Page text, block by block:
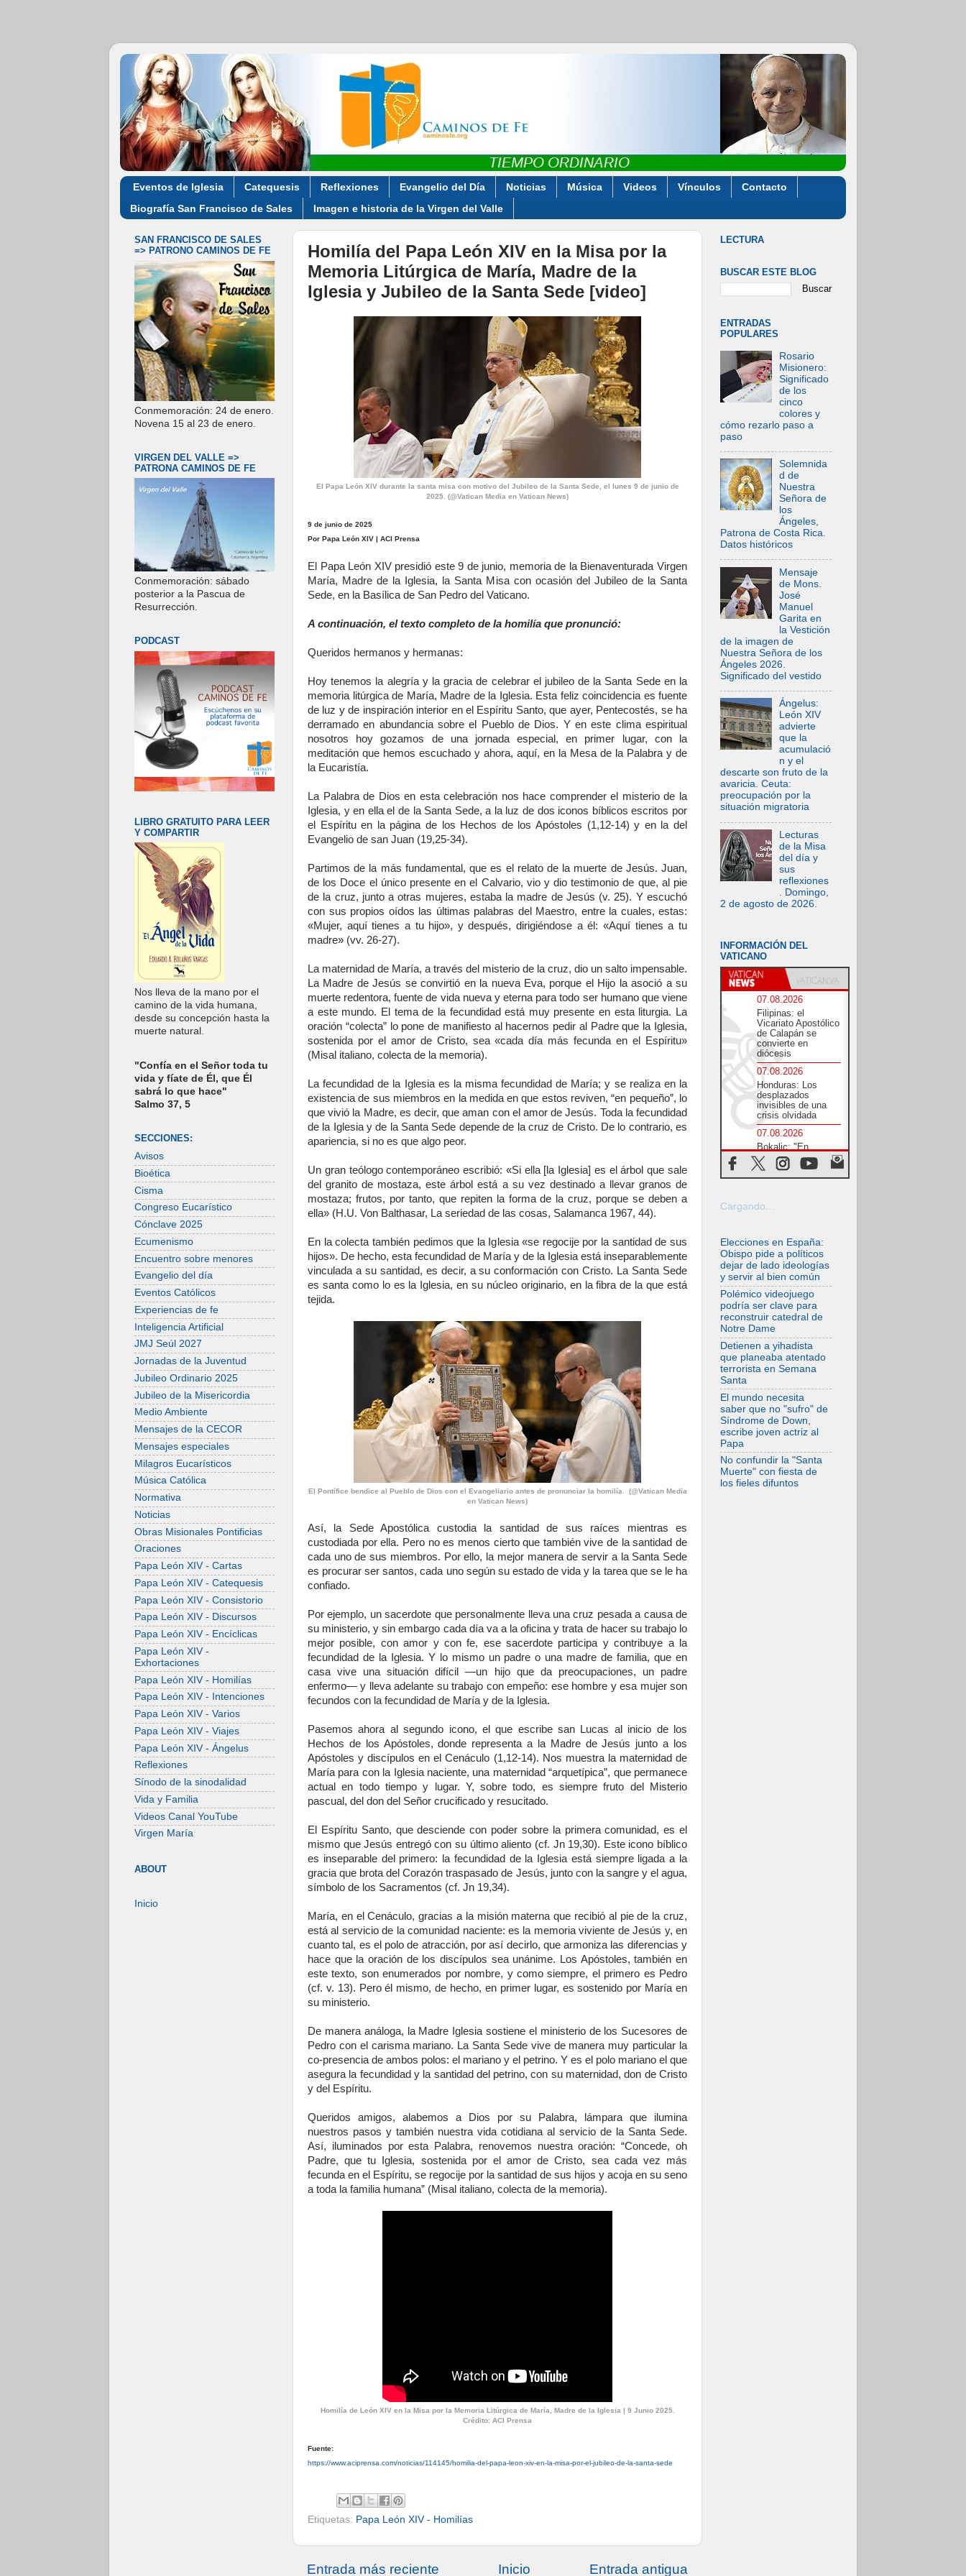
Eventos de Iglesia Catequesis Reflexiones Evangelio del Día Noticias Música Videos Vínculos
Contacto
Biografía San Francisco de Sales
Imagen e historia de la Virgen del Valle
Homilía del Papa León XIV en la Misa por la
Memoria Litúrgica de María, Madre de la
Iglesia y Jubileo de la Santa Sede [video]
El Papa León XIV durante la santa misa con motivo del Jubileo de la Santa Sede, el lunes 9 de junio de
2025. (@Vatican Media en Vatican News)
9 de junio de 2025
Por Papa León XIV | ACI Prensa
El Papa León XIV presidió este 9 de junio, memoria de la Bienaventurada Virgen
María, Madre de la Iglesia, la Santa Misa con ocasión del Jubileo de la Santa
Sede, en la Basílica de San Pedro del Vaticano.
A continuación, el texto completo de la homilía que pronunció:
Queridos hermanos y hermanas:
Hoy tenemos la alegría y la gracia de celebrar el jubileo de la Santa Sede en la
memoria litúrgica de María, Madre de la Iglesia. Esta feliz coincidencia es fuente
de luz y de inspiración interior en el Espíritu Santo, que ayer, Pentecostés, se ha
derramado en abundancia sobre el Pueblo de Dios. Y en este clima espiritual
nosotros hoy gozamos de una jornada especial, en primer lugar, con la
meditación que hemos escuchado y ahora, aquí, en la Mesa de la Palabra y de
la Eucaristía.
La Palabra de Dios en esta celebración nos hace comprender el misterio de la
Iglesia, y en ella el de la Santa Sede, a la luz de dos iconos bíblicos escritos por
el Espíritu en la página de los Hechos de los Apóstoles (1,12-14) y en la del
Evangelio de san Juan (19,25-34).
Partimos de la más fundamental, que es el relato de la muerte de Jesús. Juan,
de los Doce el único presente en el Calvario, vio y dio testimonio de que, al pie
de la cruz, junto a otras mujeres, estaba la madre de Jesús (v. 25). Y escuchó
con sus propios oídos las últimas palabras del Maestro, entre la cuales, estas:
«Mujer, aquí tienes a tu hijo», y después, dirigiéndose a él: «Aquí tienes a tu
madre» (vv. 26-27).
La maternidad de María, a través del misterio de la cruz, dio un salto impensable.
La Madre de Jesús se convirtió en la nueva Eva, porque el Hijo la asoció a su
muerte redentora, fuente de vida nueva y eterna para todo ser humano que viene
a este mundo. El tema de la fecundidad está muy presente en esta liturgia. La
oración “colecta” lo pone de manifiesto al hacernos pedir al Padre que la Iglesia,
sostenida por el amor de Cristo, sea «cada día más fecunda en el Espíritu»
(Misal italiano, colecta de la memoria).
La fecundidad de la Iglesia es la misma fecundidad de María; y se realiza en la
existencia de sus miembros en la medida en que estos reviven, “en pequeño”, lo
que vivió la Madre, es decir, que aman con el amor de Jesús. Toda la fecundidad
de la Iglesia y de la Santa Sede depende de la cruz de Cristo. De lo contrario, es
apariencia, si no es que algo peor.
Un gran teólogo contemporáneo escribió: «Si ella [la Iglesia] es el árbol que sale
del granito de mostaza, este árbol está a su vez destinado a llevar granos de
mostaza; frutos, por tanto, que repiten la forma de la cruz, porque se deben a
ella» (H.U. Von Balthasar, La seriedad de las cosas, Salamanca 1967, 44).
En la colecta también pedimos que la Iglesia «se regocije por la santidad de sus
hijos». De hecho, esta fecundidad de María y de la Iglesia está inseparablemente
vinculada a su santidad, es decir, a su conformación con Cristo. La Santa Sede
es santa como lo es la Iglesia, en su núcleo originario, en la fibra de la que está
tejida.
El Pontífice bendice al Pueblo de Dios con el Evangeliario antes de pronunciar la homilía. (@Vatican Media
en Vatican News)
Así, la Sede Apostólica custodia la santidad de sus raíces mientras es
custodiada por ella. Pero no es menos cierto que también vive de la santidad de
cada uno de sus miembros. Por ello, la mejor manera de servir a la Santa Sede
es procurar ser santos, cada uno según su estado de vida y la tarea que se le ha
confiado.
Por ejemplo, un sacerdote que personalmente lleva una cruz pesada a causa de
su ministerio, y sin embargo cada día va a la oficina y trata de hacer su trabajo lo
mejor posible, con amor y con fe, ese sacerdote participa y contribuye a la
fecundidad de la Iglesia. Y lo mismo un padre o una madre de familia, que en
casa vive una situación difícil —un hijo que da preocupaciones, un padre
enfermo— y lleva adelante su trabajo con empeño: ese hombre y esa mujer son
fecundos con la fecundidad de María y de la Iglesia.
Pasemos ahora al segundo icono, el que escribe san Lucas al inicio de los
Hechos de los Apóstoles, donde representa a la Madre de Jesús junto a los
Apóstoles y discípulos en el Cenáculo (1,12-14). Nos muestra la maternidad de
María para con la Iglesia naciente, una maternidad “arquetípica”, que permanece
actual en todo tiempo y lugar. Y, sobre todo, es siempre fruto del Misterio
pascual, del don del Señor crucificado y resucitado.
El Espíritu Santo, que desciende con poder sobre la primera comunidad, es el
mismo que Jesús entregó con su último aliento (cf. Jn 19,30). Este icono bíblico
es inseparable del primero: la fecundidad de la Iglesia está siempre ligada a la
gracia que brota del Corazón traspasado de Jesús, junto con la sangre y el agua,
símbolo de los Sacramentos (cf. Jn 19,34).
María, en el Cenáculo, gracias a la misión materna que recibió al pie de la cruz,
está al servicio de la comunidad naciente: es la memoria viviente de Jesús y, en
cuanto tal, es el polo de atracción, por así decirlo, que armoniza las diferencias y
hace que la oración de los discípulos sea unánime. Los Apóstoles, también en
este texto, son enumerados por nombre, y como siempre, el primero es Pedro
(cf. v. 13). Pero él mismo, de hecho, en primer lugar, es sostenido por María en
su ministerio.
De manera análoga, la Madre Iglesia sostiene el ministerio de los Sucesores de
Pedro con el carisma mariano. La Santa Sede vive de manera muy particular la
co-presencia de ambos polos: el mariano y el petrino. Y es el polo mariano el que
asegura la fecundidad y la santidad del petrino, con su maternidad, don de Cristo
y del Espíritu.
Queridos amigos, alabemos a Dios por su Palabra, lámpara que ilumina
nuestros pasos y también nuestra vida cotidiana al servicio de la Santa Sede.
Así, iluminados por esta Palabra, renovemos nuestra oración: “Concede, oh
Padre, que tu Iglesia, sostenida por el amor de Cristo, sea cada vez más
fecunda en el Espíritu, se regocije por la santidad de sus hijos y acoja en su seno
a toda la familia humana” (Misal italiano, colecta de la memoria).
Homilía de León XIV en la Misa por la Memoria Litúrgica de María, Madre de la Iglesia | 9 Junio 2025.
Crédito: ACI Prensa
Fuente:
https://www.aciprensa.com/noticias/114145/homilia-del-papa-leon-xiv-en-la-misa-por-el-jubileo-de-la-santa-sede
Etiquetas: Papa León XIV - Homilías
Entrada más reciente Entrada antigua
Inicio
SAN FRANCISCO DE SALES
=> PATRONO CAMINOS DE FE
Conmemoración: 24 de enero.
Novena 15 al 23 de enero.
VIRGEN DEL VALLE =>
PATRONA CAMINOS DE FE
Conmemoración: sábado
posterior a la Pascua de
Resurrección.
PODCAST
LIBRO GRATUITO PARA LEER
Y COMPARTIR
Nos lleva de la mano por el
camino de la vida humana,
desde su concepción hasta la
muerte natural.
"Confía en el Señor toda tu
vida y fíate de Él, que Él
sabrá lo que hace"
Salmo 37, 5
SECCIONES:
Avisos
Bioética
Cisma
Congreso Eucarístico
Cónclave 2025
Ecumenismo
Encuentro sobre menores
Evangelio del día
Eventos Católicos
Experiencias de fe
Inteligencia Artificial
JMJ Seúl 2027
Jornadas de la Juventud
Jubileo Ordinario 2025
Jubileo de la Misericordia
Medio Ambiente
Mensajes de la CECOR
Mensajes especiales
Milagros Eucarísticos
Música Católica
Normativa
Noticias
Obras Misionales Pontificias
Oraciones
Papa León XIV - Cartas
Papa León XIV - Catequesis
Papa León XIV - Consistorio
Papa León XIV - Discursos
Papa León XIV - Encíclicas
Papa León XIV -
Exhortaciones
Papa León XIV - Homilías
Papa León XIV - Intenciones
Papa León XIV - Varios
Papa León XIV - Viajes
Papa León XIV - Ángelus
Reflexiones
Sínodo de la sinodalidad
Vida y Familia
Videos Canal YouTube
Virgen María
ABOUT
Inicio
LECTURA
BUSCAR ESTE BLOG
ENTRADAS
POPULARES
Rosario
Misionero:
Significado
de los
cinco
colores y
cómo rezarlo paso a
paso
Solemnida
d de
Nuestra
Señora de
los
Ángeles,
Patrona de Costa Rica.
Datos históricos
Mensaje
de Mons.
José
Manuel
Garita en
la Vestición
de la imagen de
Nuestra Señora de los
Ángeles 2026.
Significado del vestido
Ángelus:
León XIV
advierte
que la
acumulació
n y el
descarte son fruto de la
avaricia. Ceuta:
preocupación por la
situación migratoria
Lecturas
de la Misa
del día y
sus
reflexiones
. Domingo,
2 de agosto de 2026.
INFORMACIÓN DEL
VATICANO
07.08.2026
Filipinas: el
Vicariato Apostólico
de Calapán se
convierte en
diócesis
07.08.2026
Honduras: Los
desplazados
invisibles de una
crisis olvidada
07.08.2026
Bokalic: "En
Argentina el Papa
León señalará el
compromiso del
07.08.2026
cesa: 300 muertos
en 300 días
07.08.2026
Tagle: La guerra
desfigura el mundo,
solo la revelación
de Dios lo
transfigura
07.08.2026
Presentada la
Trienal de Arte de
las Universidades
«Exercises in
Empathy»
07.08.2026
Fortunatus
comunicación como
misión al servicio
del Evangelio
Cargando...
Elecciones en España:
Obispo pide a políticos
dejar de lado ideologías
y servir al bien común
Polémico videojuego
podría ser clave para
reconstruir catedral de
Notre Dame
Detienen a yihadista
que planeaba atentado
terrorista en Semana
Santa
El mundo necesita
saber que no "sufro" de
Síndrome de Down,
escribe joven actriz al
Papa
No confundir la "Santa
Muerte" con fiesta de
los fieles difuntos